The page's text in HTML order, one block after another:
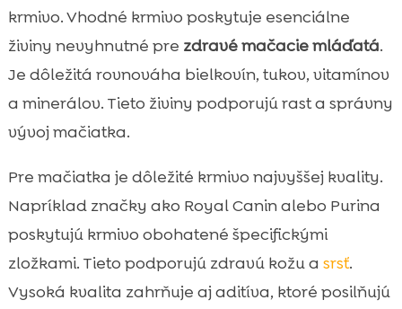
krmivo. Vhodné krmivo poskytuje esenciálne
živiny nevyhnutné pre zdravé mačacie mláďatá.
Je dôležitá rovnováha bielkovín, tukov, vitamínov
a minerálov. Tieto živiny podporujú rast a správny
vývoj mačiatka.
Pre mačiatka je dôležité krmivo najvyššej kvality.
Napríklad značky ako Royal Canin alebo Purina
poskytujú krmivo obohatené špecifickými
zložkami. Tieto podporujú zdravú kožu a srsť.
Vysoká kvalita zahrňuje aj aditíva, ktoré posilňujú